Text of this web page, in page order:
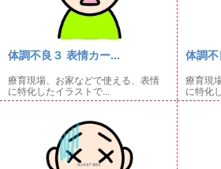
体調不良３ 表情カー...
療育現場、お家などで使える、表情
に特化したイラストで...
体調
療育現
に特化